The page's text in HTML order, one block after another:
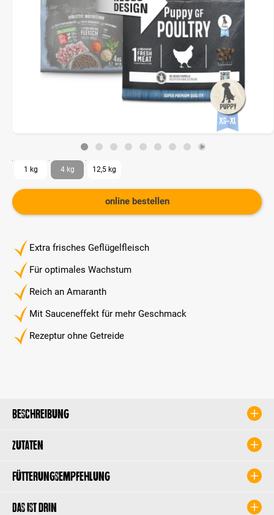
Extra frisches Geflügelfleisch
Für optimales Wachstum
Reich an Amaranth
Mit Sauceneffekt für mehr Geschmack
Rezeptur ohne Getreide
1 kg 4 kg 12,5 kg
online bestellen
Beschreibung
Zutaten
Fütterungsempfehlung
Das ist drin